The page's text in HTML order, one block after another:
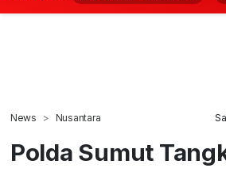
News Nusantara
Polda Sumut